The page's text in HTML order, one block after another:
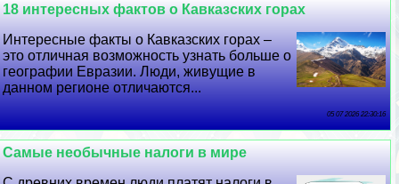
18 интересных фактов о Кавказских горах
Интересные факты о Кавказских горах –
это отличная возможность узнать больше о
географии Евразии. Люди, живущие в
данном регионе отличаются...
05 07 2026 22:30:16
Самые необычные налоги в мире